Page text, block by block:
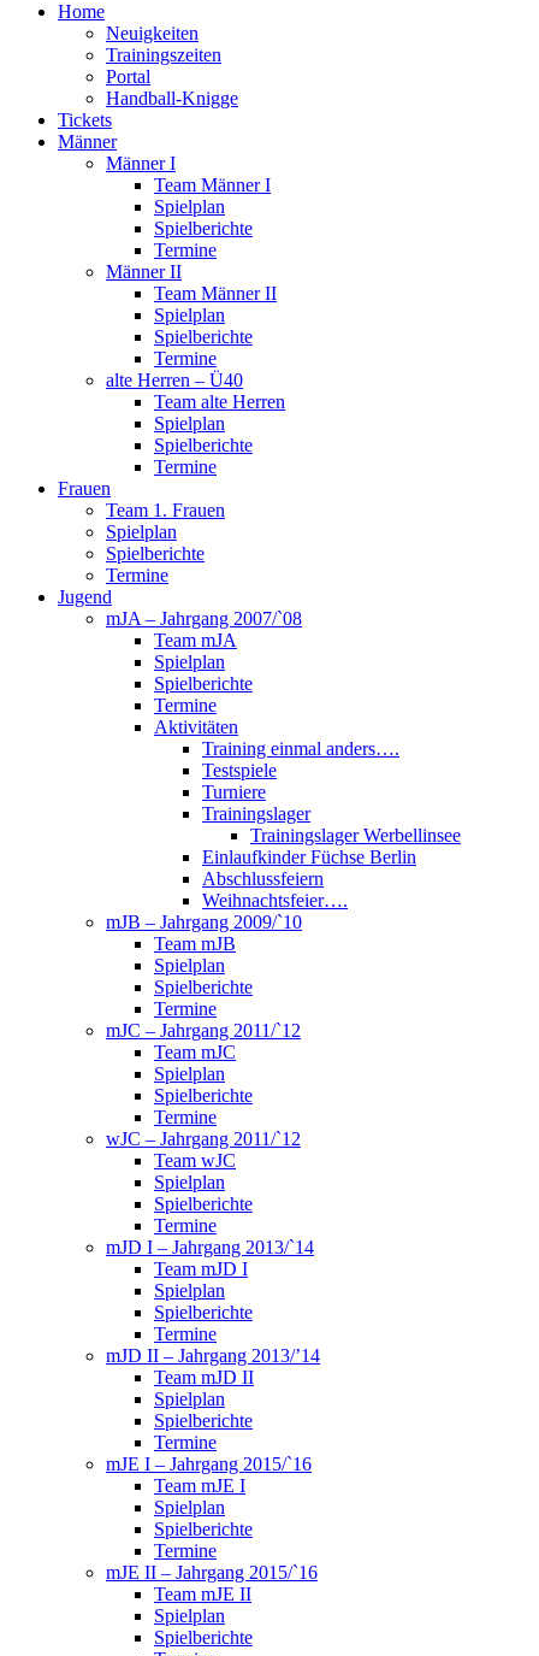
Home
Neuigkeiten
Trainingszeiten
Portal
Handball-Knigge
Tickets
Männer
Männer I
Team Männer I
Spielplan
Spielberichte
Termine
Männer II
Team Männer II
Spielplan
Spielberichte
Termine
alte Herren – Ü40
Team alte Herren
Spielplan
Spielberichte
Termine
Frauen
Team 1. Frauen
Spielplan
Spielberichte
Termine
Jugend
mJA – Jahrgang 2007/`08
Team mJA
Spielplan
Spielberichte
Termine
Aktivitäten
Training einmal anders….
Testspiele
Turniere
Trainingslager
Trainingslager Werbellinsee
Einlaufkinder Füchse Berlin
Abschlussfeiern
Weihnachtsfeier….
mJB – Jahrgang 2009/`10
Team mJB
Spielplan
Spielberichte
Termine
mJC – Jahrgang 2011/`12
Team mJC
Spielplan
Spielberichte
Termine
wJC – Jahrgang 2011/`12
Team wJC
Spielplan
Spielberichte
Termine
mJD I – Jahrgang 2013/`14
Team mJD I
Spielplan
Spielberichte
Termine
mJD II – Jahrgang 2013/’14
Team mJD II
Spielplan
Spielberichte
Termine
mJE I – Jahrgang 2015/`16
Team mJE I
Spielplan
Spielberichte
Termine
mJE II – Jahrgang 2015/`16
Team mJE II
Spielplan
Spielberichte